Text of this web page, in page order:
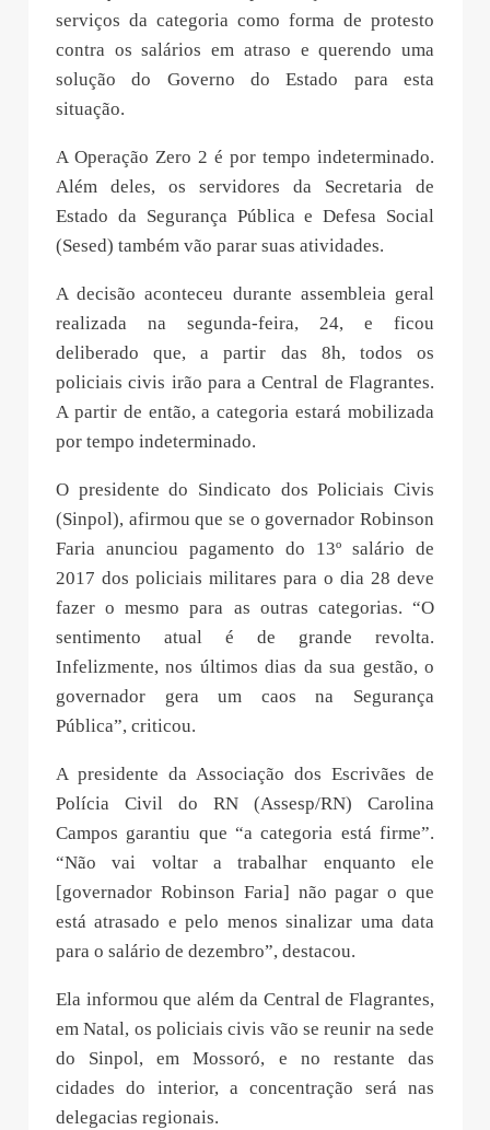
serviços da categoria como forma de protesto
contra os salários em atraso e querendo uma
solução do Governo do Estado para esta
situação.
A Operação Zero 2 é por tempo indeterminado.
Além deles, os servidores da Secretaria de
Estado da Segurança Pública e Defesa Social
(Sesed) também vão parar suas atividades.
A decisão aconteceu durante assembleia geral
realizada na segunda-feira, 24, e ficou
deliberado que, a partir das 8h, todos os
policiais civis irão para a Central de Flagrantes.
A partir de então, a categoria estará mobilizada
por tempo indeterminado.
O presidente do Sindicato dos Policiais Civis
(Sinpol), afirmou que se o governador Robinson
Faria anunciou pagamento do 13º salário de
2017 dos policiais militares para o dia 28 deve
fazer o mesmo para as outras categorias. “O
sentimento atual é de grande revolta.
Infelizmente, nos últimos dias da sua gestão, o
governador gera um caos na Segurança
Pública”, criticou.
A presidente da Associação dos Escrivães de
Polícia Civil do RN (Assesp/RN) Carolina
Campos garantiu que “a categoria está firme”.
“Não vai voltar a trabalhar enquanto ele
[governador Robinson Faria] não pagar o que
está atrasado e pelo menos sinalizar uma data
para o salário de dezembro”, destacou.
Ela informou que além da Central de Flagrantes,
em Natal, os policiais civis vão se reunir na sede
do Sinpol, em Mossoró, e no restante das
cidades do interior, a concentração será nas
delegacias regionais.